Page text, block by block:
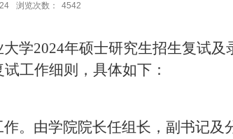
浏览次数： 4542
大学2024年硕士研究生招生复试及
工作细则，具体如下：
。由学院院长任组长，副书记及